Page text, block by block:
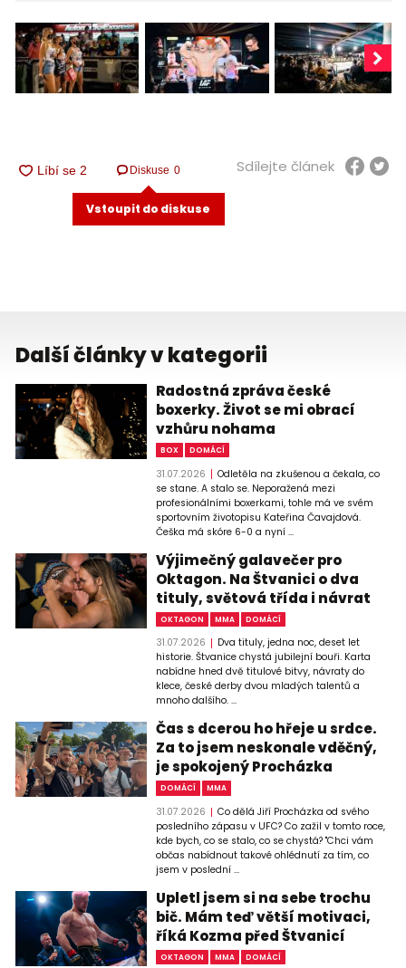
Diskuse 0
Vstoupit do diskuse
Sdílejte článek
Další články v kategorii
Radostná zpráva české
boxerky. Život se mi obrací
vzhůru nohama
BOX DOMÁCÍ
31.07.2026
Odletěla na zkušenou a čekala, co
se stane. A stalo se. Neporažená mezi
profesionálními boxerkami, tohle má ve svém
sportovním životopisu Kateřina Čavajdová.
Češka má skóre 6-0 a nyní ...
Výjimečný galavečer pro
Oktagon. Na Štvanici o dva
tituly, světová třída i návrat
OKTAGON MMA DOMÁCÍ
31.07.2026
Dva tituly, jedna noc, deset let
historie. Štvanice chystá jubilejní bouři. Karta
nabídne hned dvě titulové bitvy, návraty do
klece, české derby dvou mladých talentů a
mnoho dalšího. ...
Čas s dcerou ho hřeje u srdce.
Za to jsem neskonale vděčný,
je spokojený Procházka
DOMÁCÍ MMA
31.07.2026
Co dělá Jiří Procházka od svého
posledního zápasu v UFC? Co zažil v tomto roce,
kde bych, co se stalo, co se chystá? "Chci vám
občas nabídnout takové ohlédnutí za tím, co
jsem v poslední ...
Upletl jsem si na sebe trochu
bič. Mám teď větší motivaci,
říká Kozma před Štvanicí
OKTAGON MMA DOMÁCÍ